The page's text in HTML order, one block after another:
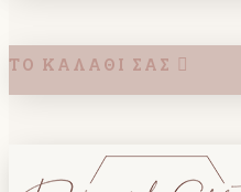
ΤΟ ΚΑΛΆΘΙ ΣΑΣ